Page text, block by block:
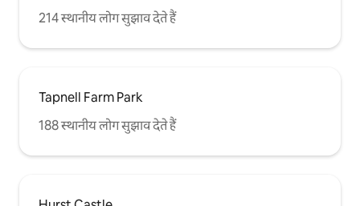
214 स्थानीय लोग सुझाव देते हैं
Tapnell Farm Park
188 स्थानीय लोग सुझाव देते हैं